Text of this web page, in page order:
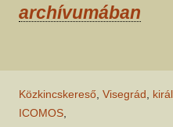
archívumában
Közkincskereső Visegrád
ICOMOS